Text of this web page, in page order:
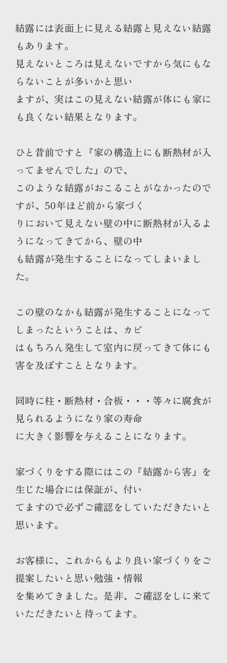
結露には表面上に見える結露と見えない結露
もあります。
見えないところは見えないですから気にもな
らないことが多いかと思い
ますが、実はこの見えない結露が体にも家に
も良くない結果となります。
ひと昔前ですと『家の構造上にも断熱材が入
ってませんでした』ので、
このような結露がおこることがなかったので
すが、50年ほど前から家づく
りにおいて見えない壁の中に断熱材が入るよ
うになってきてから、壁の中
も結露が発生することになってしまいまし
た。
この壁のなかも結露が発生することになって
しまったということは、カビ
はもちろん発生して室内に戻ってきて体にも
害を及ぼすこととなります。
同時に柱・断熱材・合板・・・等々に腐食が
見られるようになり家の寿命
に大きく影響を与えることになります。
家づくりをする際にはこの『結露から害』を
生じた場合には保証が、付い
てますので必ずご確認をしていただきたいと
思います。
お客様に、これからもより良い家づくりをご
提案したいと思い勉強・情報
を集めてきました。是非、ご確認をしに来て
いただきたいと待ってます。